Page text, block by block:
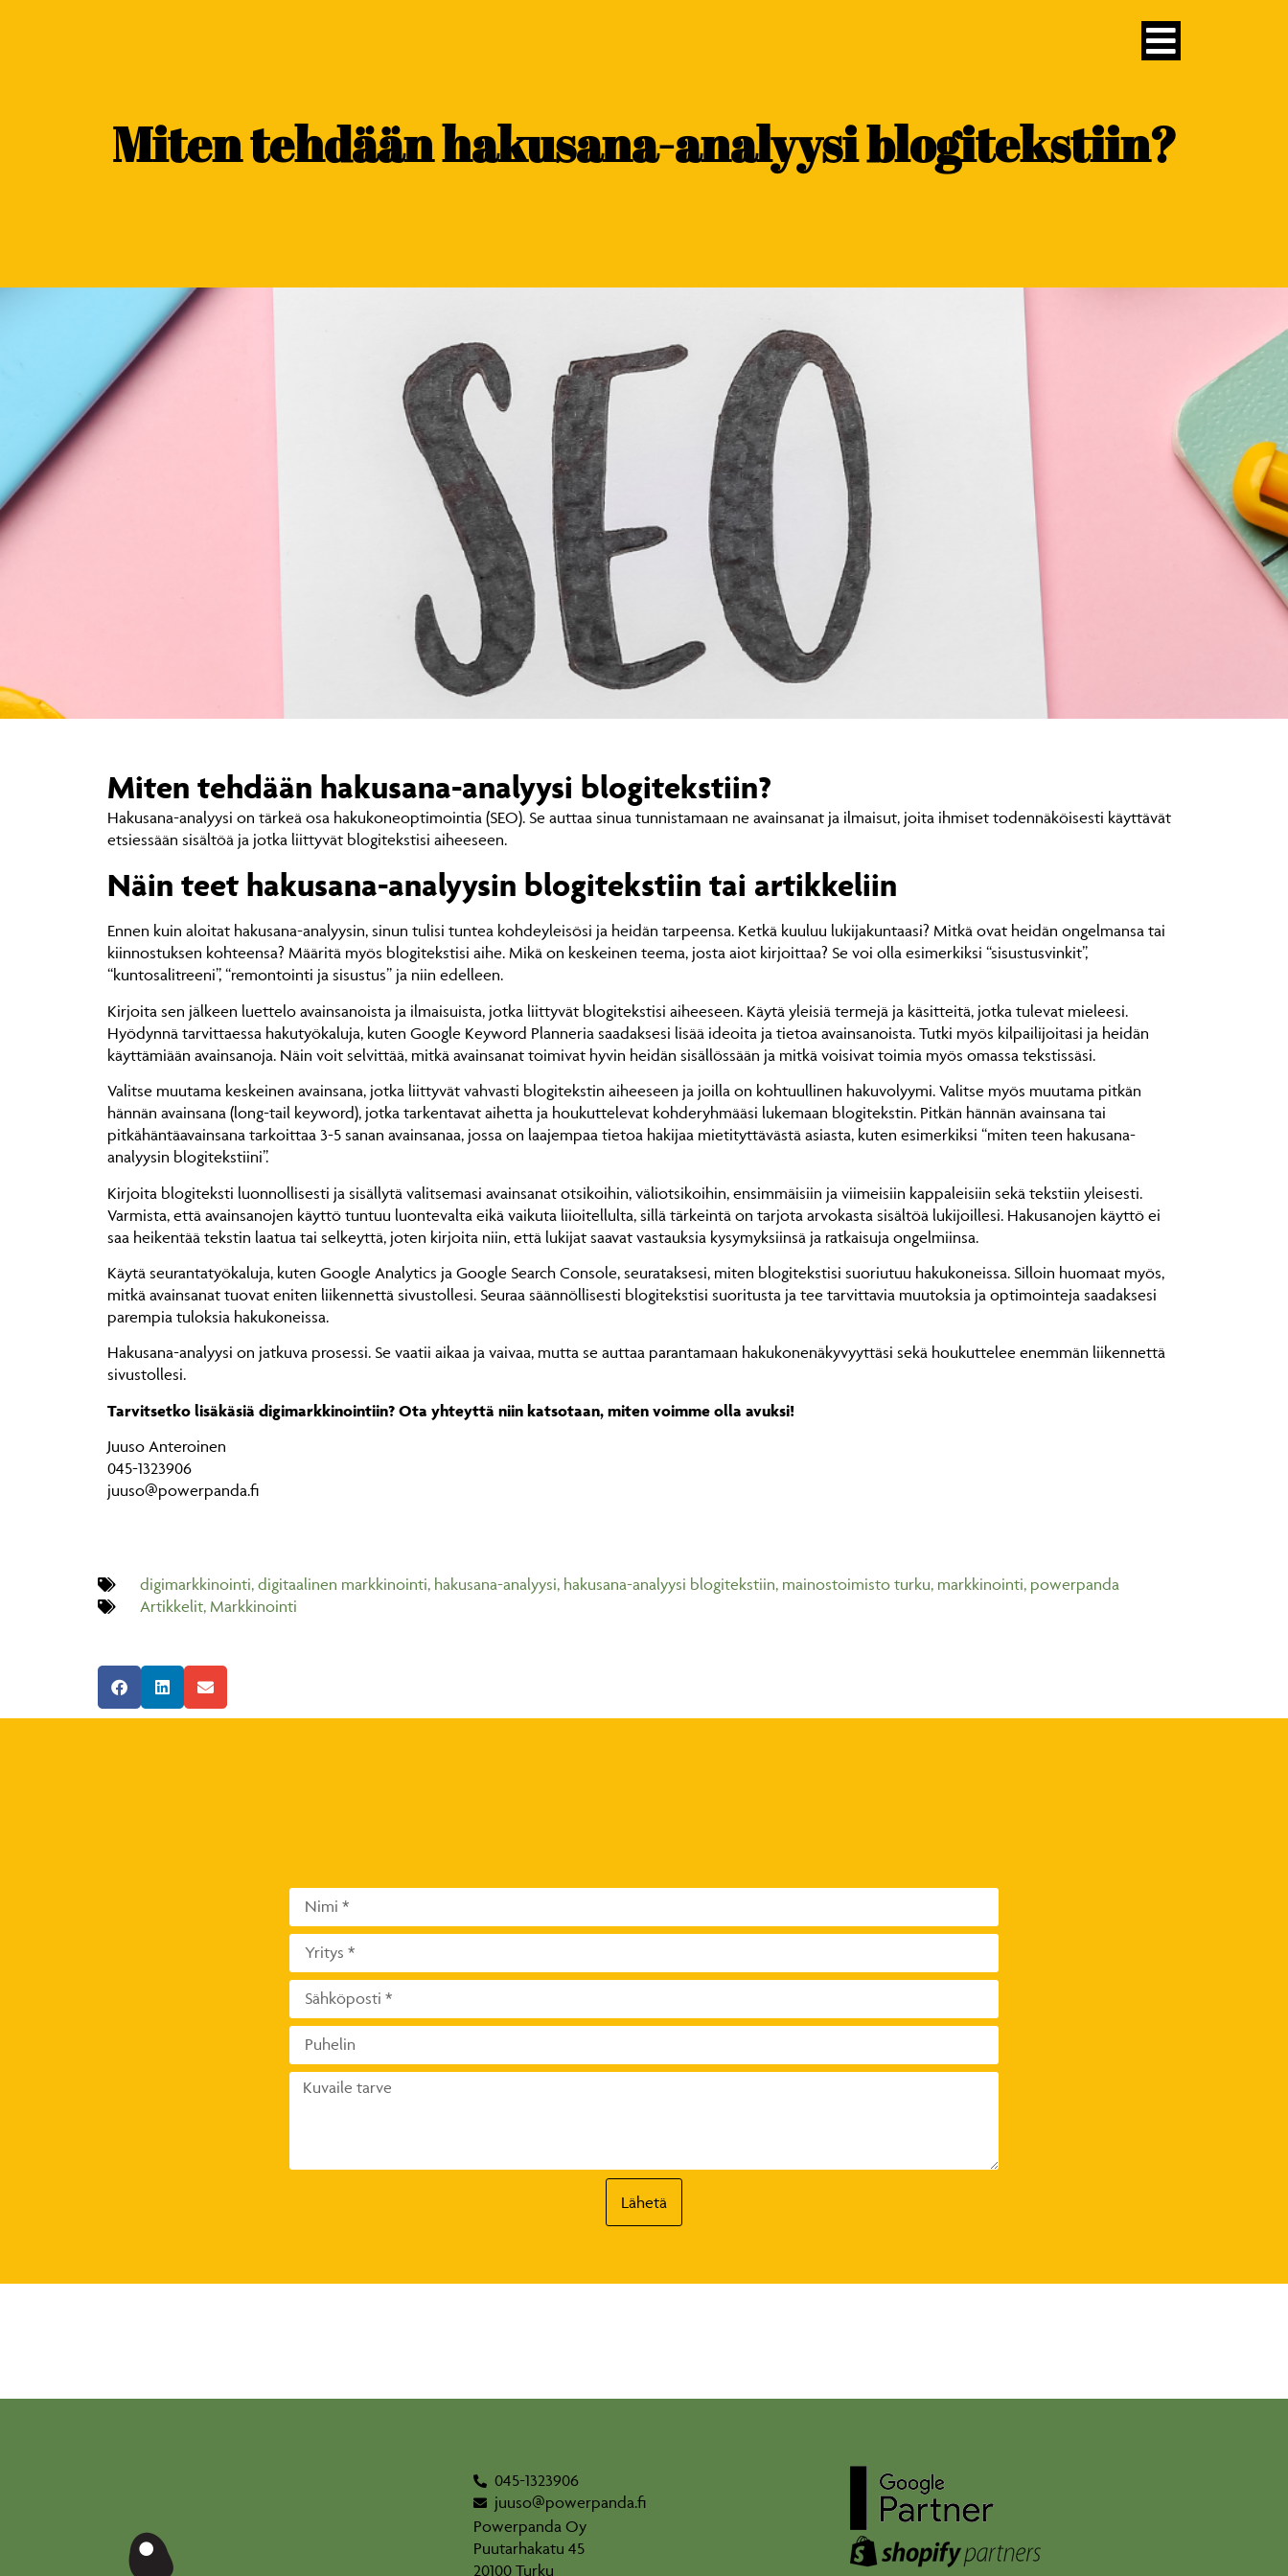
Miten tehdään hakusana-analyysi blogitekstiin?
Miten tehdään hakusana-analyysi blogitekstiin?
Hakusana-analyysi on tärkeä osa hakukoneoptimointia (SEO). Se auttaa sinua tunnistamaan ne avainsanat ja ilmaisut, joita ihmiset todennäköisesti käyttävät
etsiessään sisältöä ja jotka liittyvät blogitekstisi aiheeseen.
Näin teet hakusana-analyysin blogitekstiin tai artikkeliin
Ennen kuin aloitat hakusana-analyysin, sinun tulisi tuntea kohdeyleisösi ja heidän tarpeensa. Ketkä kuuluu lukijakuntaasi? Mitkä ovat heidän ongelmansa tai
kiinnostuksen kohteensa? Määritä myös blogitekstisi aihe. Mikä on keskeinen teema, josta aiot kirjoittaa? Se voi olla esimerkiksi “sisustusvinkit”,
“kuntosalitreeni”, “remontointi ja sisustus” ja niin edelleen.
Kirjoita sen jälkeen luettelo avainsanoista ja ilmaisuista, jotka liittyvät blogitekstisi aiheeseen. Käytä yleisiä termejä ja käsitteitä, jotka tulevat mieleesi.
Hyödynnä tarvittaessa hakutyökaluja, kuten Google Keyword Planneria saadaksesi lisää ideoita ja tietoa avainsanoista. Tutki myös kilpailijoitasi ja heidän
käyttämiään avainsanoja. Näin voit selvittää, mitkä avainsanat toimivat hyvin heidän sisällössään ja mitkä voisivat toimia myös omassa tekstissäsi.
Valitse muutama keskeinen avainsana, jotka liittyvät vahvasti blogitekstin aiheeseen ja joilla on kohtuullinen hakuvolyymi. Valitse myös muutama pitkän
hännän avainsana (long-tail keyword), jotka tarkentavat aihetta ja houkuttelevat kohderyhmääsi lukemaan blogitekstin. Pitkän hännän avainsana tai
pitkähäntäavainsana tarkoittaa 3-5 sanan avainsanaa, jossa on laajempaa tietoa hakijaa mietityttävästä asiasta, kuten esimerkiksi “miten teen hakusana-
analyysin blogitekstiini”.
Kirjoita blogiteksti luonnollisesti ja sisällytä valitsemasi avainsanat otsikoihin, väliotsikoihin, ensimmäisiin ja viimeisiin kappaleisiin sekä tekstiin yleisesti.
Varmista, että avainsanojen käyttö tuntuu luontevalta eikä vaikuta liioitellulta, sillä tärkeintä on tarjota arvokasta sisältöä lukijoillesi. Hakusanojen käyttö ei
saa heikentää tekstin laatua tai selkeyttä, joten kirjoita niin, että lukijat saavat vastauksia kysymyksiinsä ja ratkaisuja ongelmiinsa.
Käytä seurantatyökaluja, kuten Google Analytics ja Google Search Console, seurataksesi, miten blogitekstisi suoriutuu hakukoneissa. Silloin huomaat myös,
mitkä avainsanat tuovat eniten liikennettä sivustollesi. Seuraa säännöllisesti blogitekstisi suoritusta ja tee tarvittavia muutoksia ja optimointeja saadaksesi
parempia tuloksia hakukoneissa.
Hakusana-analyysi on jatkuva prosessi. Se vaatii aikaa ja vaivaa, mutta se auttaa parantamaan hakukonenäkyvyyttäsi sekä houkuttelee enemmän liikennettä
sivustollesi.
Tarvitsetko lisäkäsiä digimarkkinointiin? Ota yhteyttä niin katsotaan, miten voimme olla avuksi!
Juuso Anteroinen
045-1323906
juuso@powerpanda.fi
digimarkkinointi, digitaalinen markkinointi, hakusana-analyysi, hakusana-analyysi blogitekstiin, mainostoimisto turku, markkinointi, powerpanda
Artikkelit, Markkinointi
Lähetä
045-1323906
juuso@powerpanda.fi
Powerpanda Oy
Puutarhakatu 45
20100 Turku